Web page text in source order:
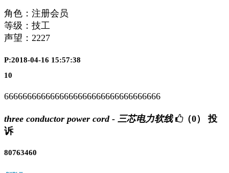
角色：注册会员
等级：技工
声望： 2227
P:2018-04-16 15:57:38
10
6666666666666666666666666666666666
three conductor power cord - 三芯电力软线 （0）
投
诉
80763460